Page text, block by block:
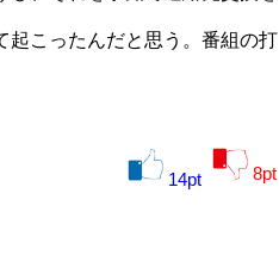
起こったんだと思う。番組の打
14pt 8pt